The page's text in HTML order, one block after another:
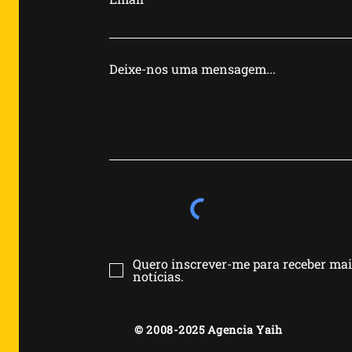
Deixe-nos uma mensagem...
Quero inscrever-me para receber
notícias.
© 2008-2025 Agencia Yaih